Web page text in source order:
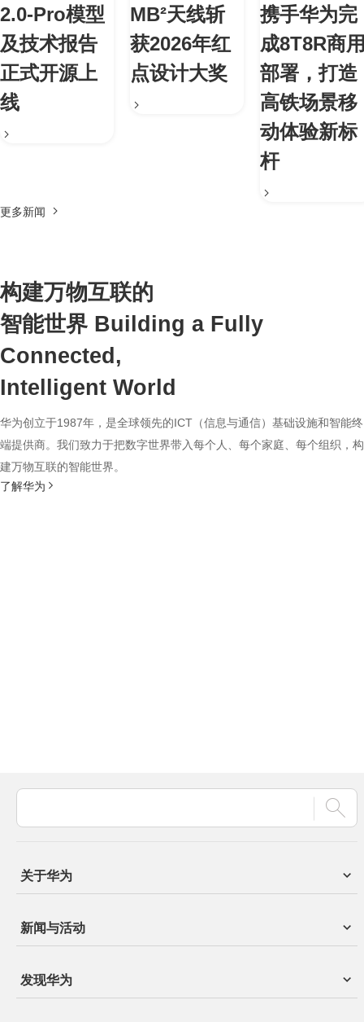
2.0-Pro模型
及技术报告
正式开源上
线
MB²天线斩
获2026年红
点设计大奖
携手华为完
成8T8R商
部署，打造
高铁场景移
动体验新标
杆
更多新闻
构建万物互联的
智能世界 Building a Fully
Connected,
Intelligent World
华为创立于1987年，是全球领先的ICT（信息与通信）基础设施和智能终
端提供商。我们致力于把数字世界带入每个人、每个家庭、每个组织，构
建万物互联的智能世界。
了解华为
关于华为
新闻与活动
发现华为